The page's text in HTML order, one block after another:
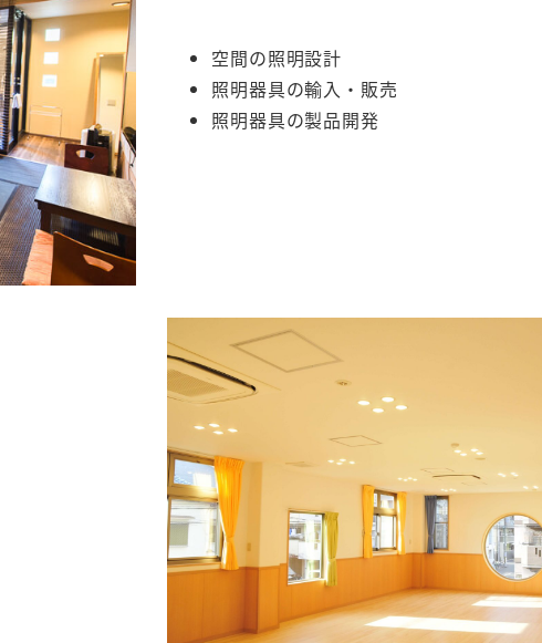
空間の照明設計
照明器具の輸入・販売
照明器具の製品開発